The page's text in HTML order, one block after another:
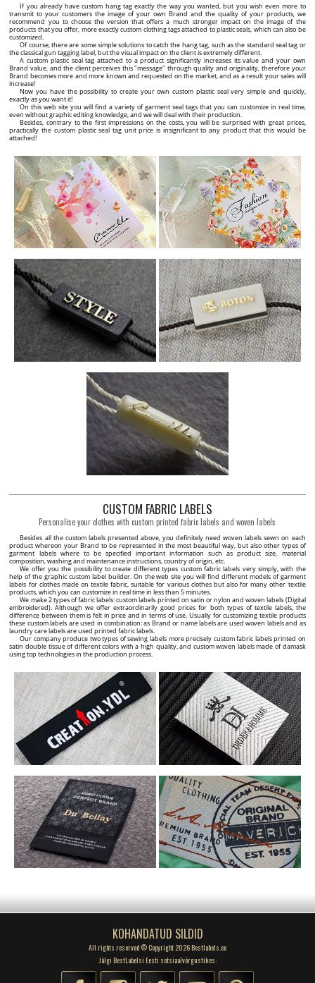
If you already have custom hang tag exactly the way you wanted, but you wish even more to
transmit to your customers the image of your own Brand and the quality of your products, we
recommend you to choose the version that offers a much stronger impact on the image of the
products that you offer, more exactly custom clothing tags attached to plastic seals, which can also be
customized.
Of course, there are some simple solutions to catch the hang tag, such as the standard seal tag or
the classical gun tagging label, but the visual impact on the client is extremely different.
A custom plastic seal tag attached to a product significantly increases its value and your own
Brand value, and the client perceives this "message" through quality and originality, therefore your
Brand becomes more and more known and requested on the market, and as a result your sales will
increase!
Now you have the possibility to create your own custom plastic seal very simple and quickly,
exactly as you want it!
On this web site you will find a variety of garment seal tags that you can customize in real time,
even without graphic editing knowledge, and we will deal with their production.
Besides, contrary to the first impressions on the costs, you will be surprised with great prices,
practically the custom plastic seal tag unit price is insignificant to any product that this would be
attached!
CUSTOM FABRIC LABELS
Personalise your clothes with custom printed fabric labels and woven labels
Besides all the custom labels presented above, you definitely need woven labels sewn on each
product whereon your Brand to be represented in the most beautiful way, but also other types of
garment labels where to be specified important information such as product size, material
composition, washing and maintenance instructions, country of origin, etc.
We offer you the possibility to create different types custom fabric labels very simply, with the
help of the graphic custom label builder. On the web site you will find different models of garment
labels for clothes made on textile fabric, suitable for various clothes but also for many other textile
products, which you can customize in real time in less than 5 minutes.
We make 2 types of fabric labels: custom labels printed on satin or nylon and woven labels (Digital
embroidered). Although we offer extraordinarily good prices for both types of textile labels, the
difference between them is felt in price and in terms of use. Usually for customizing textile products
these custom labels are used in combination: as Brand or name labels are used woven labels and as
laundry care labels are used printed fabric labels.
Our company produce two types of sewing labels more precisely custom fabric labels printed on
satin double tissue of different colors with a high quality, and custom woven labels made of damask
using top technologies in the production process.
KOHANDATUD SILDID
All rights reserved © Copyright 2026 Bestlabels.ee
Jälgi BestLabelsi Eesti sotsiaalvõrgustikes: